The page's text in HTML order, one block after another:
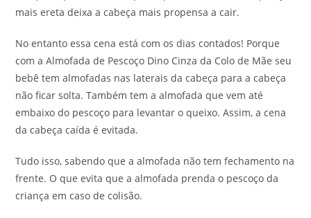
mais ereta deixa a cabeça mais propensa a cair.
No entanto essa cena está com os dias contados! Porque
com a Almofada de Pescoço Dino Cinza da Colo de Mãe seu
bebê tem almofadas nas laterais da cabeça para a cabeça
não ficar solta. Também tem a almofada que vem até
embaixo do pescoço para levantar o queixo. Assim, a cena
da cabeça caída é evitada.
Tudo isso, sabendo que a almofada não tem fechamento na
frente. O que evita que a almofada prenda o pescoço da
criança em caso de colisão.